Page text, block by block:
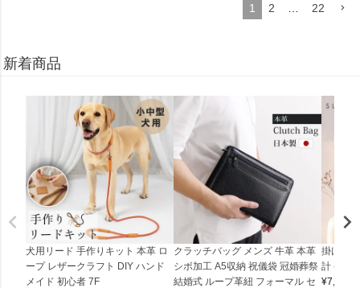
1
2 … 22
新着商品
犬用リード 手作りキット 本革 ロ
ープ レザークラフト DIY ハンド
メイド 初心者 7F
クラッチバッグ メンズ 牛革 本革
シボ加工 A5収納 祝儀袋 冠婚葬祭
結婚式 ループ革紐 フォーマル セ
掛け時
計
¥7,150